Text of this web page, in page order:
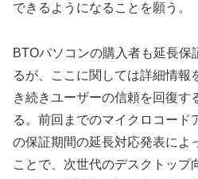
できるようになることを願う。
BTOパソコンの購入者も延長保
るが、ここに関しては詳細情報
き続きユーザーの信頼を回復す
る。前回までのマイクロコード
の保証期間の延長対応発表によ
ことで、次世代のデスクトップ